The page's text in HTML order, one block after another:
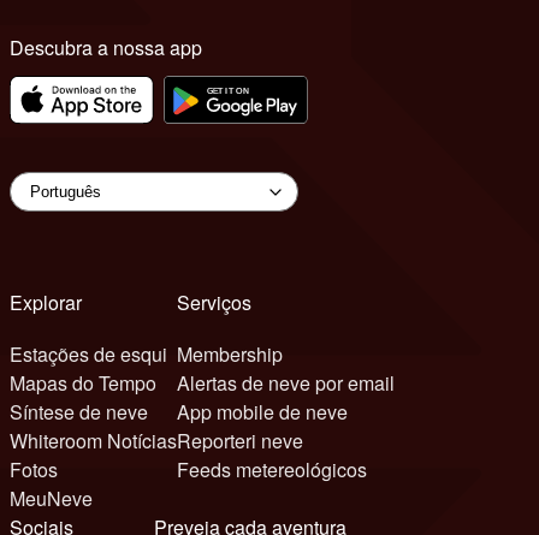
Descubra a nossa app
Explorar
Estações de esqui
Mapas do Tempo
Síntese de neve
Whiteroom Notícias
Fotos
MeuNeve
Serviços
Membership
Alertas de neve por email
App mobile de neve
Reporteri neve
Feeds metereológicos
Sociais
Preveja cada aventura